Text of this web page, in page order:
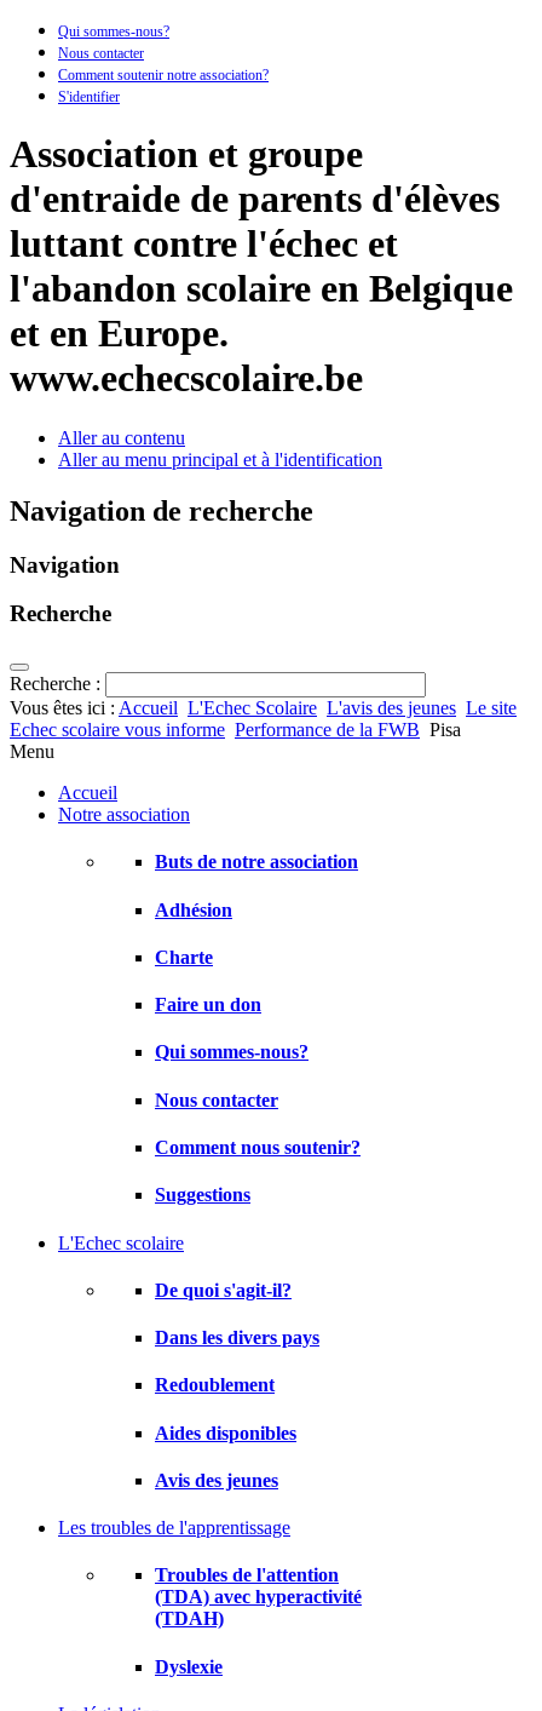
Qui sommes-nous?
Nous contacter
Comment soutenir notre association?
S'identifier
Association et groupe
d'entraide de parents d'élèves
luttant contre l'échec et
l'abandon scolaire en Belgique
et en Europe.
www.echecscolaire.be
Aller au contenu
Aller au menu principal et à l'identification
Navigation de recherche
Navigation
Recherche
Recherche :
Vous êtes ici : Accueil L'Echec Scolaire L'avis des jeunes Le site
Echec scolaire vous informe Performance de la FWB Pisa
Menu
Accueil
Notre association
Buts de notre association
Adhésion
Charte
Faire un don
Qui sommes-nous?
Nous contacter
Comment nous soutenir?
Suggestions
L'Echec scolaire
De quoi s'agit-il?
Dans les divers pays
Redoublement
Aides disponibles
Avis des jeunes
Les troubles de l'apprentissage
Troubles de l'attention
(TDA) avec hyperactivité
(TDAH)
Dyslexie